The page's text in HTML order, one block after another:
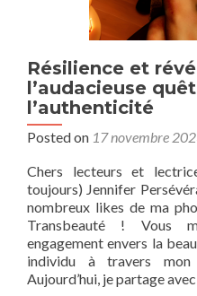
Résilience et
l’audacieuse
l’authenticité
Posted on 17 novembre
Chers lecteurs et
toujours) Jennifer
nombreux likes de ma
Transbeauté ! Vous
engagement envers la
individu à travers mon
Aujourd’hui, je partage